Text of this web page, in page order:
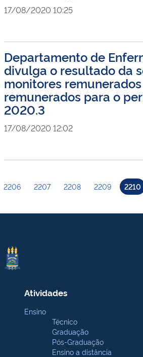
17/08/2020 10:25
Departamento de
divulga o resultado da
monitores
remunerados para o
2020.3
17/08/2020 12:02
2206 2207 2208 2209 2210
Atividades
Ensino
Técnico
Graduação
Pós-Graduação
Ensino a distância